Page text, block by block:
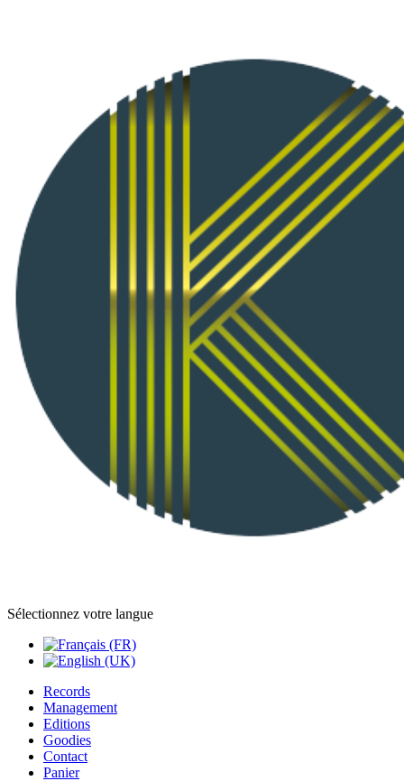
Sélectionnez votre langue
Records
Management
Editions
Goodies
Contact
Panier